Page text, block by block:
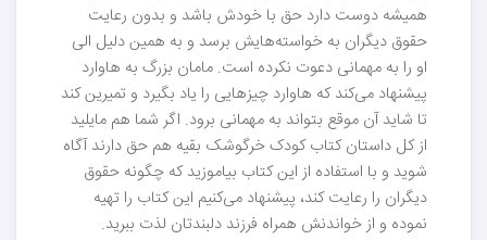
همیشه دوست دارد حق با خودش باشد و بدون رعایت
حقوق دیگران به خواسته‌هایش برسد و به همین دلیل الی
او را به مهمانی دعوت نکرده است. مامان بزرگ به هاوارد
پیشنهاد می‌کند که هاوارد چیزهایی را یاد بگیرد و تمیرین کند
تا شاید آن موقع بتواند به مهمانی برود. اگر شما هم مایلید
از کل داستان کتاب کودک خرگوشک بقیه هم حق دارند آگاه
شوید و با استفاده از این کتاب بیاموزید که چگونه حقوق
دیگران را رعایت کند، پیشنهاد می‌کنیم این کتاب را تهیه
نموده و از خواندنش همراه فرزند دلبندتان لذت ببرید.